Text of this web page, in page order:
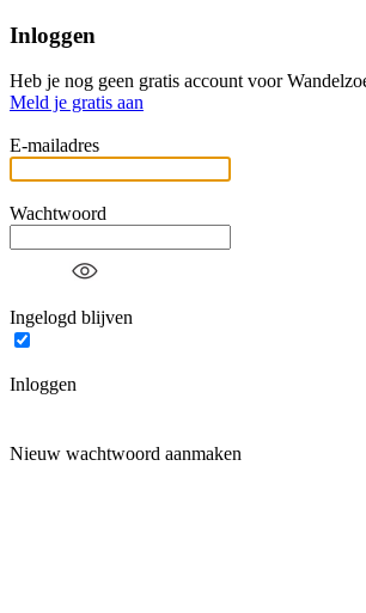
Inloggen
Heb je nog geen gratis account voor
Meld je gratis aan
E-mailadres
Wachtwoord
Ingelogd blijven
Inloggen
Nieuw wachtwoord aanmaken